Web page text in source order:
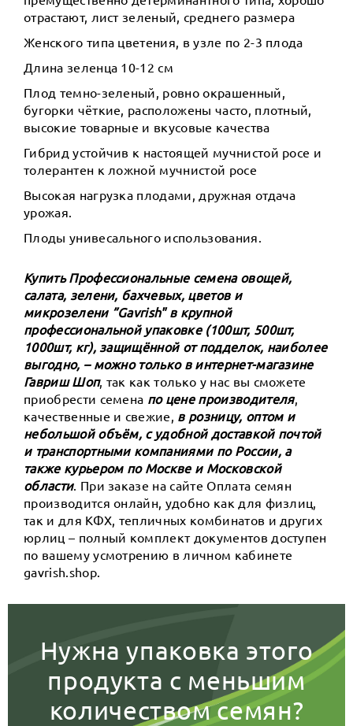
отрастают, лист зеленый, среднего размера
Женского типа цветения, в узле по 2-3 плода
Длина зеленца 10-12 см
Плод темно-зеленый, ровно окрашенный,
бугорки чёткие, расположены часто, плотный,
высокие товарные и вкусовые качества
Гибрид устойчив к настоящей мучнистой росе и
толерантен к ложной мучнистой росе
Высокая нагрузка плодами, дружная отдача
урожая.
Плоды унивесального использования.
Купить Профессиональные семена овощей,
салата, зелени, бахчевых, цветов и
микрозелени ”Gavrish" в крупной
профессиональной упаковке (100шт, 500шт,
1000шт, кг), защищённой от подделок, наиболее
выгодно, – можно только в интернет-магазине
Гавриш Шоп, так как только у нас вы сможете
приобрести семена по цене производителя,
качественные и свежие, в розницу, оптом и
небольшой объём, с удобной доставкой почтой
и транспортными компаниями по России, а
также курьером по Москве и Московской
области. При заказе на сайте Оплата семян
производится онлайн, удобно как для физлиц,
так и для КФХ, тепличных комбинатов и других
юрлиц – полный комплект документов доступен
по вашему усмотрению в личном кабинете
gavrish.shop.
Нужна упаковка этого
продукта с меньшим
количеством семян?